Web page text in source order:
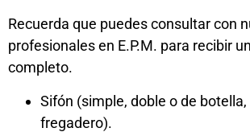
Recuerda que puedes consultar con
profesionales en E.P.M. para recibir
completo.
Sifón (simple, doble o de botella,
fregadero).